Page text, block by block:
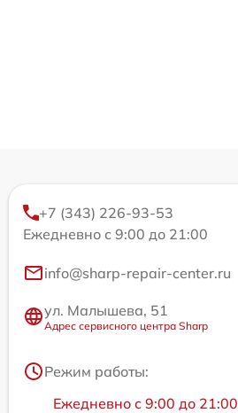
+7 (343) 226-93-53
Ежедневно с 9:00 до 21:00
info@sharp-repair-center.ru
ул. Малышева, 51
Адрес сервисного центра Sharp
Режим работы:
Ежедневно с 9:00 до 21:00